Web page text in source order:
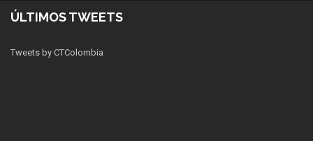
ÚLTIMOS TWEETS
Tweets by CTColombia